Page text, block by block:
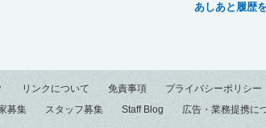
あしあと履歴
リンクについて 免責事項 プライバシーポリシー
募集 スタッフ募集 Staff Blog 広告・業務提携に